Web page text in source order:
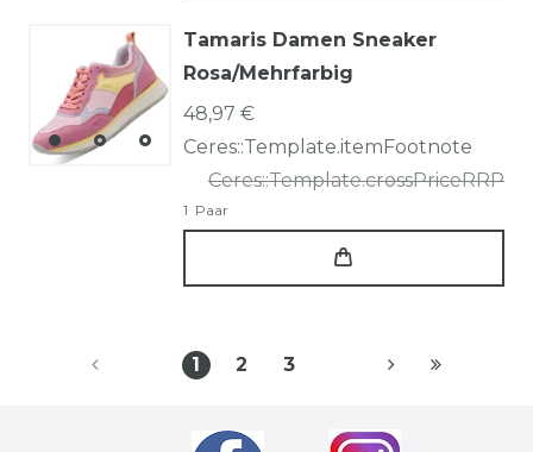
Tamaris Damen Sneaker
Rosa/Mehrfarbig
Ceres::Template.crossPriceRRP
48,97 €
Ceres::Template.itemFootnote
1 Paar
1 2 3